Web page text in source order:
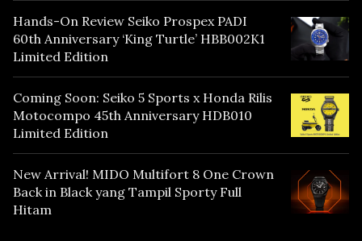
Hands-On Review Seiko Prospex PADI
60th Anniversary ‘King Turtle’ HBB002K1
Limited Edition
Coming Soon: Seiko 5 Sports x Honda Rilis
Motocompo 45th Anniversary HDB010
Limited Edition
New Arrival! MIDO Multifort 8 One Crown
Back in Black yang Tampil Sporty Full
Hitam